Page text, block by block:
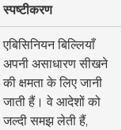
स्पष्टीकरण
एबिसिनियन बिल्लियाँ
अपनी असाधारण सीखने
की क्षमता के लिए जानी
जाती हैं। वे आदेशों को
जल्दी समझ लेती हैं,